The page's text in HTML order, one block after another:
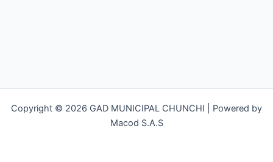
Copyright © 2026 GAD MUNICIPAL CHUNCHI | Powered by
Macod S.A.S